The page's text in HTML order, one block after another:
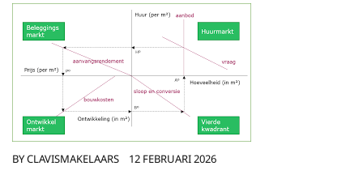
BYCLAVISMAKELAARS 12 FEBRUARI 2026